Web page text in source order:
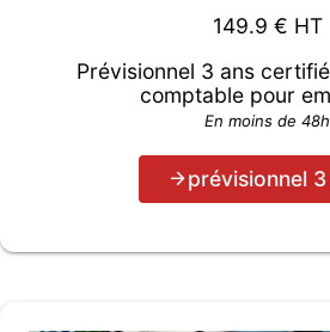
149.9 € HT
Prévisionnel 3 ans
comptable pour
En moins de 48h
prévisionnel